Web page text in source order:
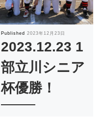
Published 2023年12月23日
2023.12.23 1
部立川シニア
杯優勝！